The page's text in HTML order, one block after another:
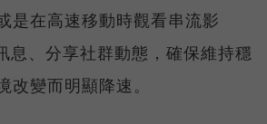
是在高速移動時觀看串流影
息、分享社群動態，確保維持穩
改變而明顯降速。